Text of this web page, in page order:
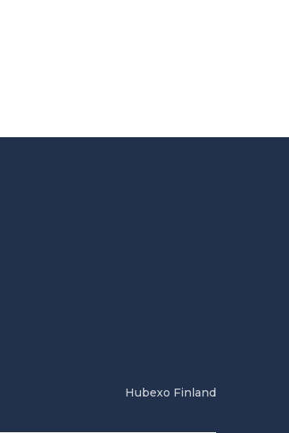
Hubexo Finland